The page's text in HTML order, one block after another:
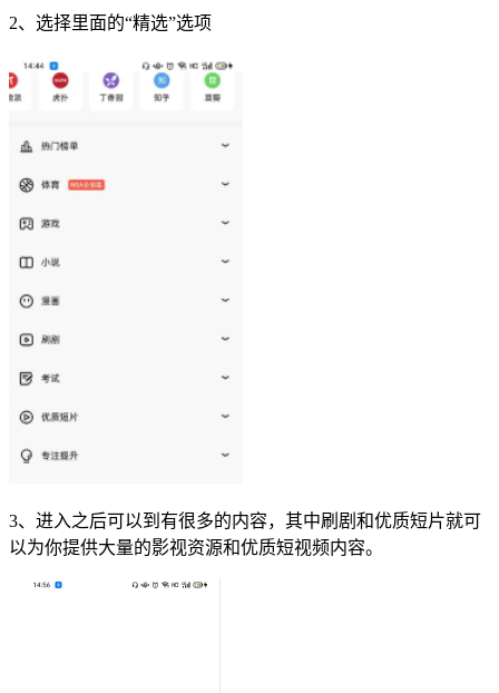
2、选择里面的“精选”选项
3、进入之后可以到有很多的内容，其中刷剧和优质短片就可
以为你提供大量的影视资源和优质短视频内容。